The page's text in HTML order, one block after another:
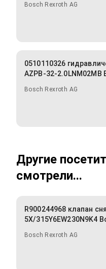
Bosch Rexroth AG
0510110326
AZPB-32-2.0LNM02MB
Bosch Rexroth AG
Другие
смотрели...
R900244968 клапан
5X/315Y6EW230N9K4
Bosch Rexroth AG